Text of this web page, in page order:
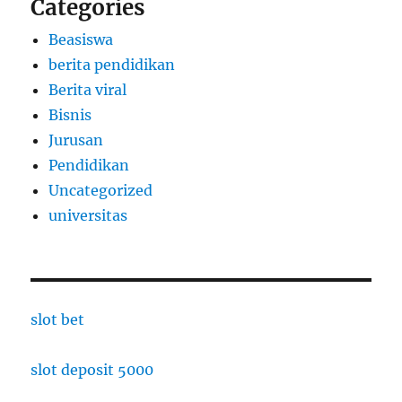
Categories
Beasiswa
berita pendidikan
Berita viral
Bisnis
Jurusan
Pendidikan
Uncategorized
universitas
slot bet
slot deposit 5000